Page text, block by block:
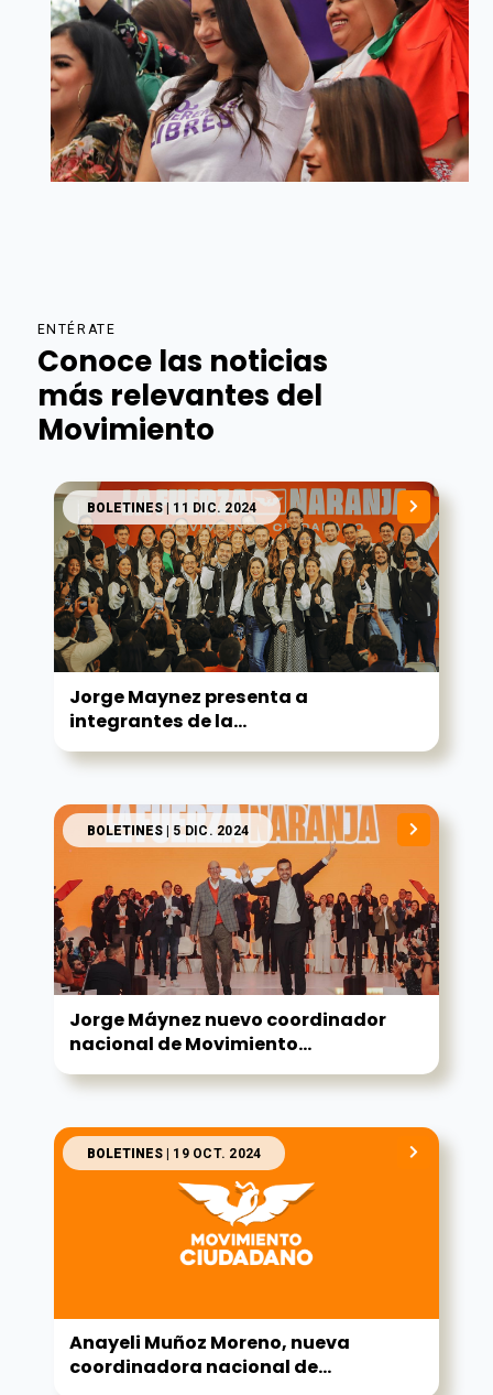
ENTÉRATE
Conoce las noticias
más relevantes del
Movimiento
BOLETINES| 11 DIC. 2024
Jorge Maynez presenta a
integrantes de la...
BOLETINES| 5 DIC. 2024
Jorge Máynez nuevo coordinador
nacional de Movimiento...
BOLETINES| 19 OCT. 2024
Anayeli Muñoz Moreno, nueva
coordinadora nacional de...